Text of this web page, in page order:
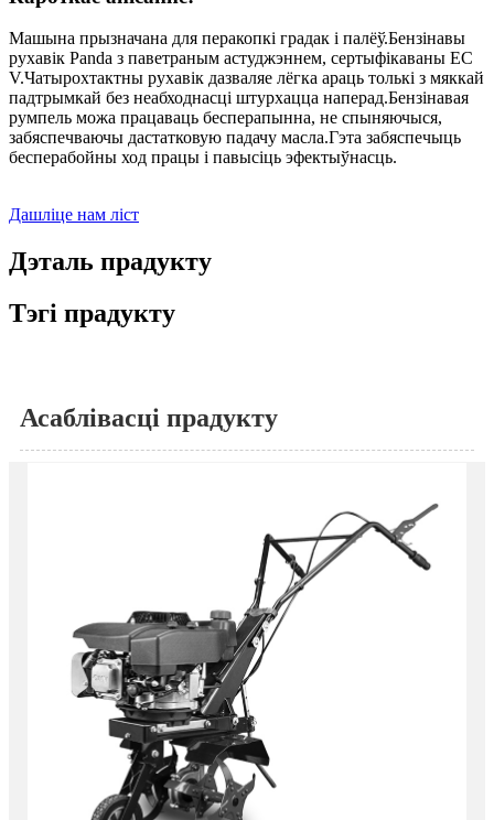
Машына прызначана для перакопкі градак і палёў.Бензінавы
рухавік Panda з паветраным астуджэннем, сертыфікаваны ЕС
V.Чатырохтактны рухавік дазваляе лёгка араць толькі з мяккай
падтрымкай без неабходнасці штурхацца наперад.Бензінавая
румпель можа працаваць бесперапынна, не спыняючыся,
забяспечваючы дастатковую падачу масла.Гэта забяспечыць
бесперабойны ход працы і павысіць эфектыўнасць.
Дашліце нам ліст
Дэталь прадукту
Тэгі прадукту
Асаблівасці прадукту